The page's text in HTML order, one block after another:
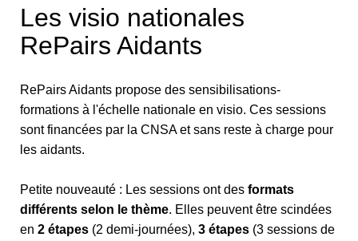
Les visio nationales
RePairs Aidants
RePairs Aidants propose des sensibilisations-
formations à l'échelle nationale en visio. Ces sessions
sont financées par la CNSA et sans reste à charge pour
les aidants.
Petite nouveauté : Les sessions ont des formats
différents selon le thème. Elles peuvent être scindées
en 2 étapes (2 demi-journées), 3 étapes (3 sessions de